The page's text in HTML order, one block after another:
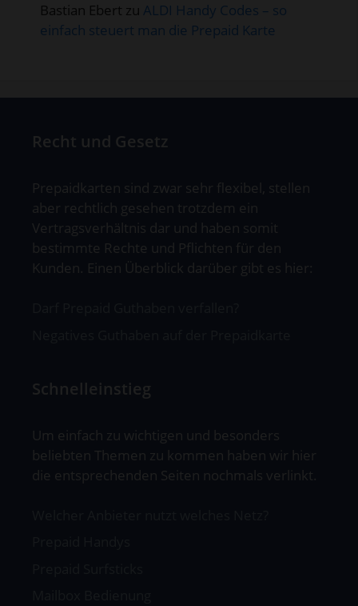
Bastian Ebert zu ALDI Handy Codes – so
einfach steuert man die Prepaid Karte
Recht und Gesetz
Prepaidkarten sind zwar sehr flexibel, stellen
aber rechtlich gesehen trotzdem ein
Vertragsverhältnis dar und haben somit
bestimmte Rechte und Pflichten für den
Kunden. Einen Überblick darüber gibt es hier:
Schnelleinstieg
Um einfach zu wichtigen und besonders
beliebten Themen zu kommen haben wir hier
die entsprechenden Seiten nochmals verlinkt.